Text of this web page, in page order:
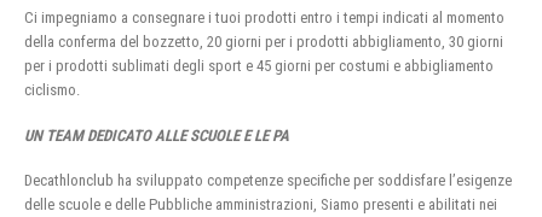
Ci impegniamo a consegnare i tuoi prodotti entro i tempi indicati al momento
della conferma del bozzetto, 20 giorni per i prodotti abbigliamento, 30 giorni
per i prodotti sublimati degli sport e 45 giorni per costumi e abbigliamento
ciclismo.
UN TEAM DEDICATO ALLE SCUOLE E LE PA
Decathlonclub ha sviluppato competenze specifiche per soddisfare l’esigenze
delle scuole e delle Pubbliche amministrazioni, Siamo presenti e abilitati nei